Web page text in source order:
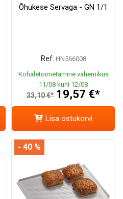
Õhukese Servaga - GN 1/1
Ref. HN566008
Kohaletoimetamine vahemikus
11/08 kuni 12/08
33,10 €* 19,57 €*
Lisa ostukorvi
- 40 %